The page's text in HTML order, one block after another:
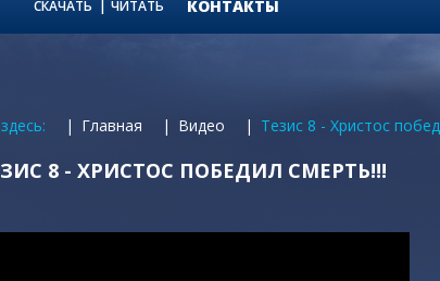
СКАЧАТЬ ЧИТАТЬ КОНТАКТЫ
Главная Видео Тезис 8 - Христос
8 - ХРИСТОС ПОБЕДИЛ СМЕРТЬ!!!